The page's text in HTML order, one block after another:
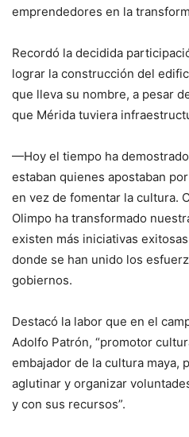
emprendedores en la
Recordó la decidida
lograr la construcción del
que lleva su nombre, a pesar
que Mérida tuviera
—Hoy el tiempo ha
estaban quienes apostaban
en vez de fomentar la cultura.
Olimpo ha transformado
existen más iniciativas
donde se han unido los
gobiernos.
Destacó la labor que en el
Adolfo Patrón, “promotor
embajador de la cultura maya,
aglutinar y organizar
y con sus recursos”.